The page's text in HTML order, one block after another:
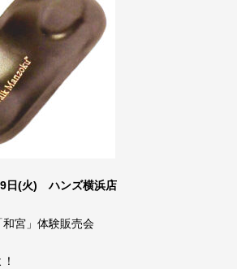
日(火) ハンズ横浜店
宮」体験販売会